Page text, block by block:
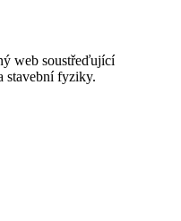
web soustřeďující
stavební fyziky.